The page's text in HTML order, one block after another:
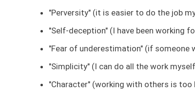
"Perversity" (it is easier to do the job
"Self-deception" (I have been working
"Fear of underestimation" (if someone
"Simplicity" (I can do all the work
"Character" (working with others is too